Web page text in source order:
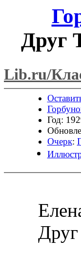
Друг
Lib.ru/
Год:
Очерк:
Друг